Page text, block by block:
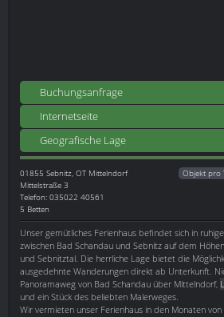
Buchungsanfrage
Internetseite
Geografische Lage
01855 Sebnitz, OT Mittelndorf
Mittelstraße 3
Telefon: 035022 40561
5 Betten
Objekt pro
Unser gemütliches Ferienhaus befindet sich in
zwischen Bad Schandau und Sebnitz auf dem
und Sebnitztal. Die herrliche Lage bietet die
ausgedehnte Wanderungen direkt ab Unterkunft.
Panoramaweg von Bad Schandau über Mittelndorf,
und ein Stück des beliebten Malerweges.
Wir vermieten unser Ferienhaus in den Monaten